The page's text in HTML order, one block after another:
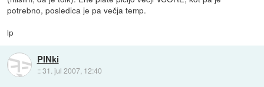
potrebno, posledica je pa večja temp.
lp
PINki
::31. jul 2007, 12:40